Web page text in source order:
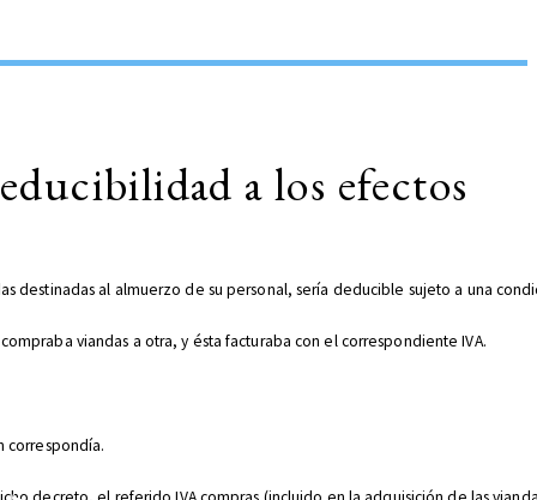
a los efectos
destinadas al almuerzo de su personal, sería deducible sujeto a una
viandas a otra, y ésta facturaba con el correspondiente IVA.
correspondía.